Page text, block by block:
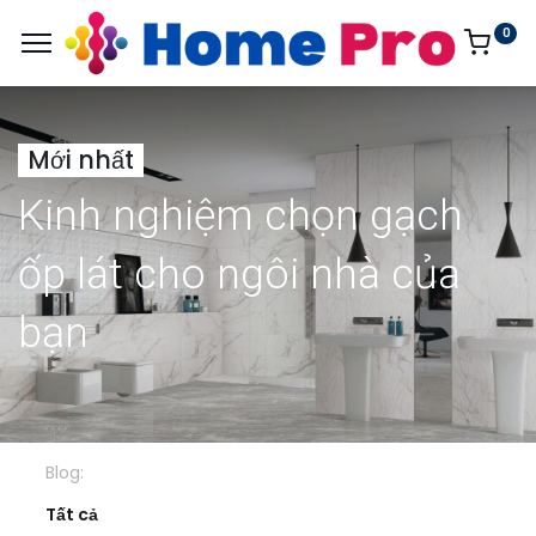
0
Mới nhất
Kinh nghiệm chọn gạch
ốp lát cho ngôi nhà của
bạn
Blog:
Tất cả